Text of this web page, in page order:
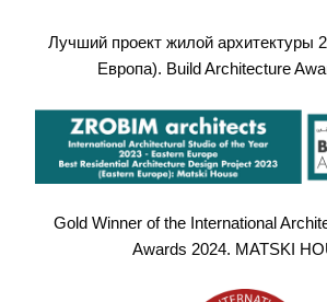
Лучший проект жилой архитектуры
Европа). Build Architecture
Gold Winner of the International
Awards 2024. MATSKI